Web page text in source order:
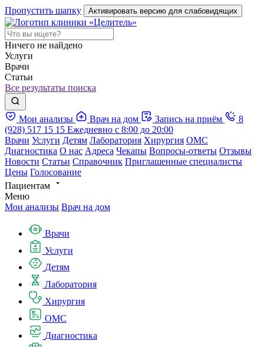
Пропустить шапку Активировать версию для слабовидящих
Ничего не найдено
Услуги
Врачи
Статьи
Все результаты поиска
Мои анализы Врач на дом Запись на приём
8
(928) 517 15 15 Ежедневно с 8:00 до 20:00
Врачи Услуги Детям Лаборатория Хирургия ОМС
Диагностика О нас Адреса Чекапы Вопросы-ответы Отзывы
Новости Статьи Справочник Приглашенные специалисты
Цены Голосование
Пациентам
Меню
Мои анализы Врач на дом
Врачи
Услуги
Детям
Лаборатория
Хирургия
ОМС
Диагностика